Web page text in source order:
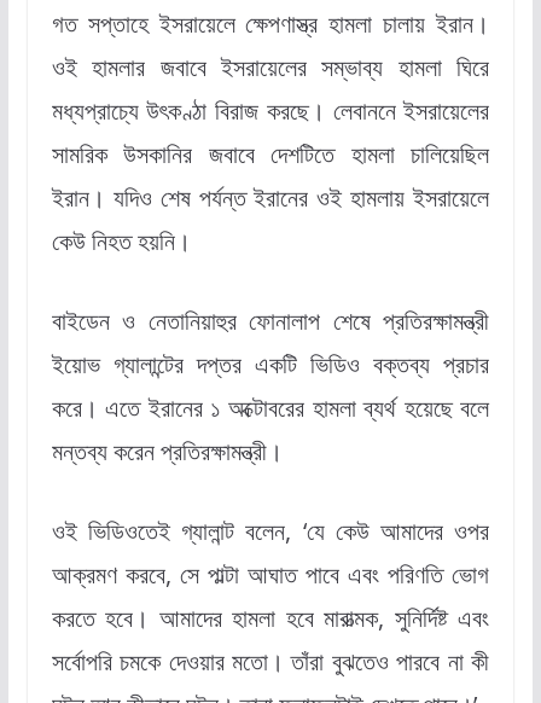
গত সপ্তাহে ইসরায়েলে ক্ষেপণাস্ত্র হামলা চালায় ইরান।
ওই হামলার জবাবে ইসরায়েলের সম্ভাব্য হামলা ঘিরে
মধ্যপ্রাচ্যে উৎকণ্ঠা বিরাজ করছে। লেবাননে ইসরায়েলের
সামরিক উসকানির জবাবে দেশটিতে হামলা চালিয়েছিল
ইরান। যদিও শেষ পর্যন্ত ইরানের ওই হামলায় ইসরায়েলে
কেউ নিহত হয়নি।
বাইডেন ও নেতানিয়াহুর ফোনালাপ শেষে প্রতিরক্ষামন্ত্রী
ইয়োভ গ্যালান্টের দপ্তর একটি ভিডিও বক্তব্য প্রচার
করে। এতে ইরানের ১ অক্টোবরের হামলা ব্যর্থ হয়েছে বলে
মন্তব্য করেন প্রতিরক্ষামন্ত্রী।
ওই ভিডিওতেই গ্যালান্ট বলেন, ‘যে কেউ আমাদের ওপর
আক্রমণ করবে, সে পাল্টা আঘাত পাবে এবং পরিণতি ভোগ
করতে হবে। আমাদের হামলা হবে মারাত্মক, সুনির্দিষ্ট এবং
সর্বোপরি চমকে দেওয়ার মতো। তাঁরা বুঝতেও পারবে না কী